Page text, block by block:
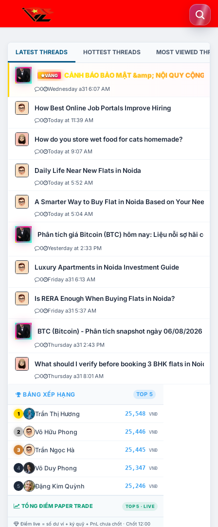
LATEST THREADS HOTTEST THREADS MOST VIEWED
VÀNG CẢNH BÁO BẢO MẬT &amp; NỘI QUY CỘNG
0 Wednesday a31 6:07 AM
How Best Online Job Portals Improve Hiring
0 Today at 11:39 AM
How do you store wet food for cats homemade?
0 Today at 9:07 AM
Daily Life Near New Flats in Noida
0 Today at 5:52 AM
A Smarter Way to Buy Flat in Noida Based on Your Needs
0 Today at 5:04 AM
Phân tích giá Bitcoin (BTC) hôm nay: Liệu nỗi sợ hãi có
0 Yesterday at 2:33 PM
Luxury Apartments in Noida Investment Guide
0 Friday a31 6:13 AM
Is RERA Enough When Buying Flats in Noida?
0 Friday a31 5:37 AM
BTC (Bitcoin) - Phân tích snapshot ngày 06/08/2026
0 Thursday a31 2:43 PM
What should I verify before booking 3 BHK flats in Noida?
0 Thursday a31 8:01 AM
BẢNG XẾP HẠNG TOP 5
1 Trần Thị Hương 25,548 VNĐ
2 Võ Hữu Phong 25,446 VNĐ
3 Trần Ngọc Hà 25,445 VNĐ
4 Võ Duy Phong 25,347 VNĐ
5 Đặng Kim Quỳnh 25,246 VNĐ
TỔNG ĐIỂM PAPER TRADE TOP 5 · LIVE
Điểm live = số dư ví + ký quỹ + PnL chưa chốt · Chốt 12:00